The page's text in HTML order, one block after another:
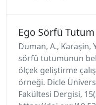
Ego Sörfü
Duman, A., Karaşin,
sörfü tutumunun
ölçek geliştirme
örneği. Dicle
Fakültesi Dergisi,